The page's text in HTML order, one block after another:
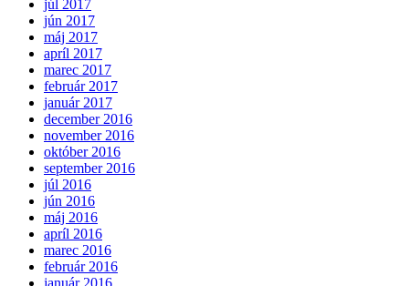
júl 2017
jún 2017
máj 2017
apríl 2017
marec 2017
február 2017
január 2017
december 2016
november 2016
október 2016
september 2016
júl 2016
jún 2016
máj 2016
apríl 2016
marec 2016
február 2016